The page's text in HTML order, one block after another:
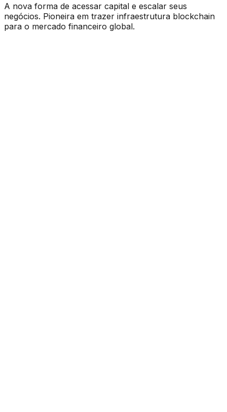
A nova forma de acessar capital e escalar seus
negócios. Pioneira em trazer infraestrutura blockchain
para o mercado financeiro global.